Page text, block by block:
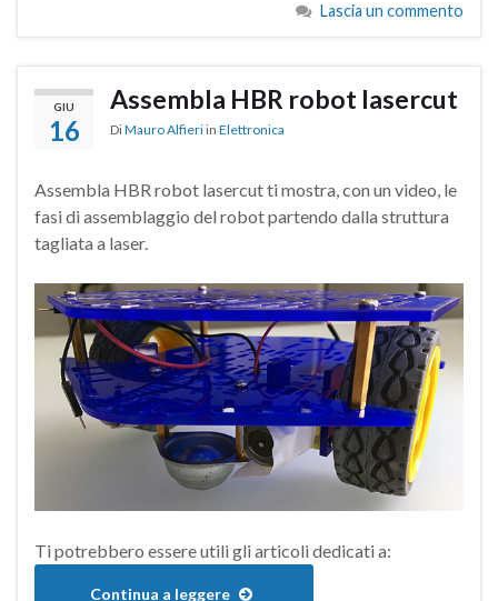
Lascia un commento
GIU
16
Assembla HBR robot lasercut
DiMauro Alfieri in Elettronica
Assembla HBR robot lasercut ti mostra, con un video, le
fasi di assemblaggio del robot partendo dalla struttura
tagliata a laser.
Ti potrebbero essere utili gli articoli dedicati a:
Continua a leggere